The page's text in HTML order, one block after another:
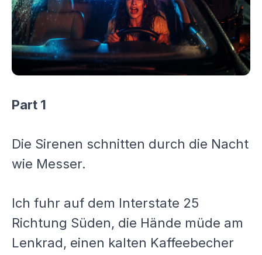
Part 1
Die Sirenen schnitten durch die Nacht
wie Messer.
Ich fuhr auf dem Interstate 25
Richtung Süden, die Hände müde am
Lenkrad, einen kalten Kaffeebecher